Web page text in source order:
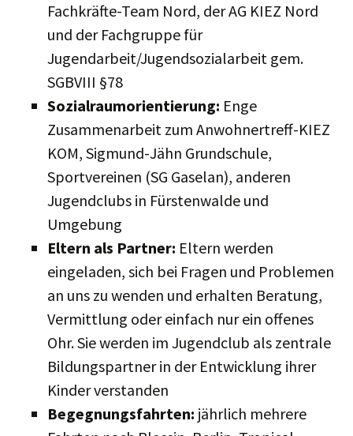
Fachkräfte-Team Nord, der AG KIEZ Nord
und der Fachgruppe für
Jugendarbeit/Jugendsozialarbeit gem.
SGBVIII §78
Sozialraumorientierung: Enge
Zusammenarbeit zum Anwohnertreff-KIEZ
KOM, Sigmund-Jähn Grundschule,
Sportvereinen (SG Gaselan), anderen
Jugendclubs in Fürstenwalde und
Umgebung
Eltern als Partner: Eltern werden
eingeladen, sich bei Fragen und Problemen
an uns zu wenden und erhalten Beratung,
Vermittlung oder einfach nur ein offenes
Ohr. Sie werden im Jugendclub als zentrale
Bildungspartner in der Entwicklung ihrer
Kinder verstanden
Begegnungsfahrten: jährlich mehrere